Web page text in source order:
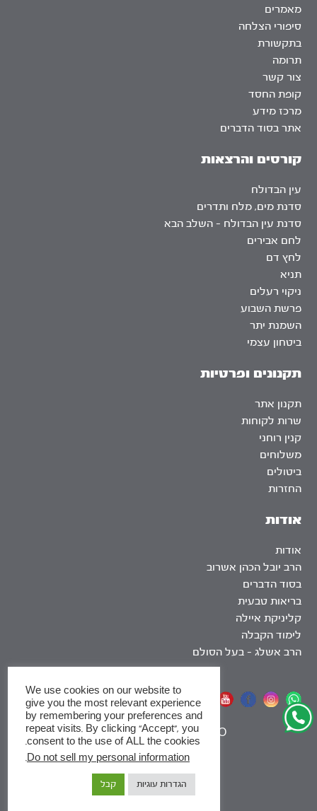
אודות
אודות
הרב יובל הכהן אשרוב
בסוד הדברים
בריאות טבעית
קליניקת איילה
לימוד הקבלה
הרב אשלג – בעל הסולם
מאמרים
סיפורי הצלחה
בתקשורת
תרומה
צור קשר
קופת החסד
מרכז מידע
אתר בסוד הדברים
קורסים והרצאות
עין הבדולח
סדנת מים, מלח ותדרים
סדנת עין הבדולח – השלב הבא
לחם אבירים
לחץ דם
תניא
ניקוי רעלים
פרשת השבוע
השמנת יתר
ביטחון עצמי
תקנונים ופרטיות
תקנון אתר
שרות לקוחות
קנין רוחני
משלוחים
ביטולים
החזרות
אתר שומר שבת
SEO
|
We use cookies on our website to
give you the most relevant experience
by remembering your preferences and
repeat visits. By clicking “Accept”, you
consent to the use of ALL the cookies.
Do not sell my personal information
הגדרות עוגיות קבל
x